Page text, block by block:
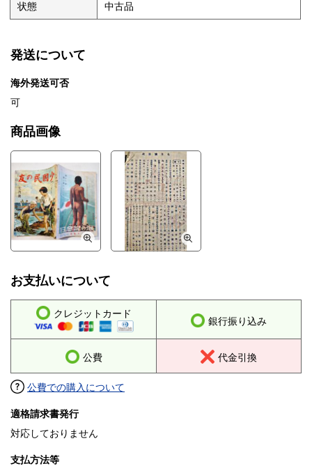
状態 中古品
発送について
海外発送可否
可
商品画像
お支払いについて
クレジットカード
銀行振り込み
公費 代金引換
公費での購入について
適格請求書発行
対応しておりません
支払方法等